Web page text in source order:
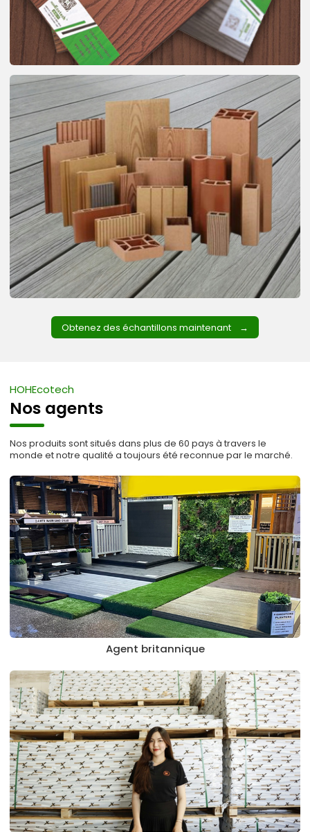
Obtenez des échantillons maintenant
HOHEcotech
Nos agents
Nos produits sont situés dans plus de 60 pays à travers le
monde et notre qualité a toujours été reconnue par le marché.
Agent britannique